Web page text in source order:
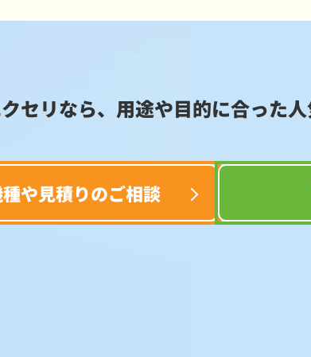
セリなら、用途や目的に合った
や見積りのご相談